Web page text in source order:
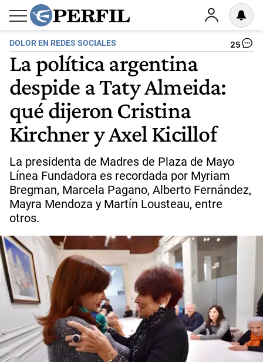
DOLOR EN REDES SOCIALES 25
La política argentina
despide a Taty Almeida:
qué dijeron Cristina
Kirchner y Axel Kicillof
La presidenta de Madres de Plaza de Mayo
Línea Fundadora es recordada por Myriam
Bregman, Marcela Pagano, Alberto Fernández,
Mayra Mendoza y Martín Lousteau, entre
otros.